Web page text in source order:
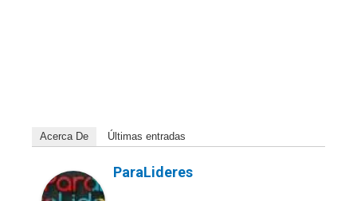
Acerca De Últimas entradas
ParaLideres